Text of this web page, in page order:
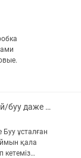
Любой телефон новый/буу даже запчасти аламыз!
ұсталған
қала
кетеміз